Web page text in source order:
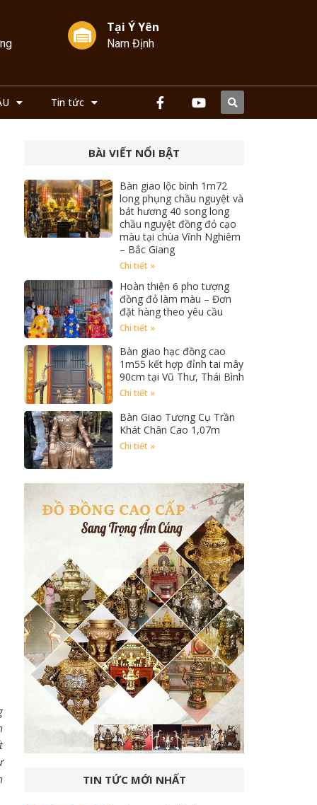
Tại Ý Yên
Nam Định
Tin tức
BÀI VIẾT NỔI BẬT
Bàn giao lộc bình 1m72
long phụng chầu nguyệt và
bát hương 40 song long
chầu nguyệt đồng đỏ cạo
màu tại chùa Vĩnh Nghiêm
– Bắc Giang
Chi tiết »
Hoàn thiện 6 pho tượng
đồng đỏ làm màu – Đơn
đặt hàng theo yêu cầu
Chi tiết »
Bàn giao hạc đồng cao
1m55 kết hợp đỉnh tai mây
90cm tại Vũ Thư, Thái Bình
Chi tiết »
Bàn Giao Tượng Cụ Trần
Khát Chân Cao 1,07m
Chi tiết »
TIN TỨC MỚI NHẤT